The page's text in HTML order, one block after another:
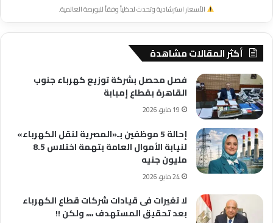
الأسعار استرشادية وتحدث لحظياً وفقاً للبورصة العالمية.
أكثر المقالات مشاهدة
فصل محصل بشركة توزيع كهرباء جنوب
القاهرة بقطاع إمبابة
19 مايو، 2026
إحالة 5 موظفين بـ«المصرية لنقل الكهرباء»
لنيابة الأموال العامة بتهمة اختلاس 8.5
مليون جنيه
24 مايو، 2026
لا تغيرات فى قيادات شركات قطاع الكهرباء
بعد تحقيق المستهدف ،،،، ولكن !!